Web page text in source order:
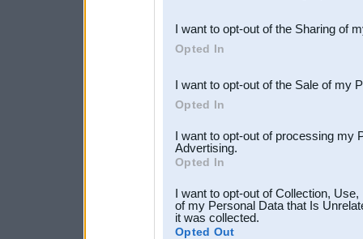
Downstream Participants
third parties.
I want to opt-out of the Sharing of
Opted In
I want to opt-out of the Sale of my
Opted In
I want to opt-out of processing my
Advertising.
Opted In
I want to opt-out of Collection,
of my Personal Data that Is
it was collected.
Opted Out